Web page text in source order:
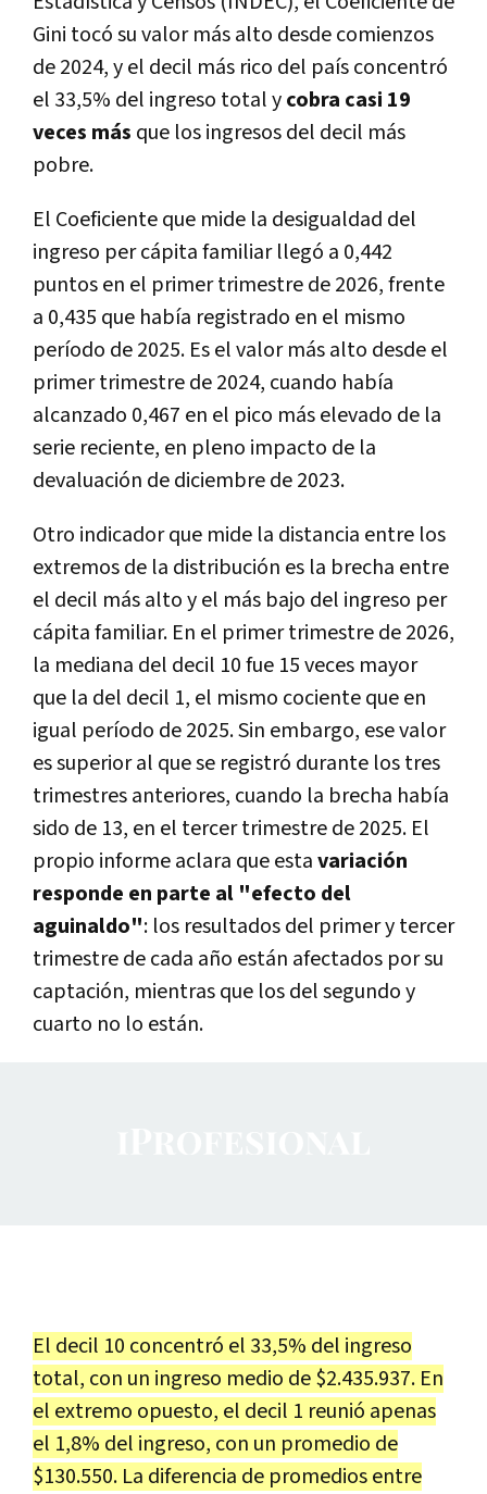
Gini tocó su valor más alto desde comienzos
de 2024, y el decil más rico del país concentró
el 33,5% del ingreso total ycobra casi 19
veces más que los ingresos del decil más
pobre.
El Coeficiente que mide la desigualdad del
ingreso per cápita familiar llegó a 0,442
puntos en el primer trimestre de 2026, frente
a 0,435 que había registrado en el mismo
período de 2025. Es el valor más alto desde el
primer trimestre de 2024, cuando había
alcanzado 0,467 en el pico más elevado de la
serie reciente, en pleno impacto de la
devaluación de diciembre de 2023.
Otro indicador que mide la distancia entre los
extremos de la distribución es la brecha entre
el decil más alto y el más bajo del ingreso per
cápita familiar. En el primer trimestre de 2026,
la mediana del decil 10 fue 15 veces mayor
que la del decil 1, el mismo cociente que en
igual período de 2025. Sin embargo, ese valor
es superior al que se registró durante los tres
trimestres anteriores, cuando la brecha había
sido de 13, en el tercer trimestre de 2025. El
propio informe aclara que estavariación
responde en parte al "efecto del
aguinaldo": los resultados del primer y tercer
trimestre de cada año están afectados por su
captación, mientras que los del segundo y
cuarto no lo están.
El decil 10 concentró el 33,5% del ingreso
total, con un ingreso medio de $2.435.937. En
el extremo opuesto, el decil 1 reunió apenas
el 1,8% del ingreso, con un promedio de
$130.550. La diferencia de promedios entre